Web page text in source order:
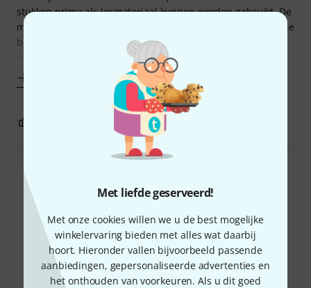
Met liefde geserveerd!
Met onze cookies willen we u de best mogelijke
winkelervaring bieden met alles wat daarbij
hoort. Hieronder vallen bijvoorbeeld passende
aanbiedingen, gepersonaliseerde advertenties en
het onthouden van voorkeuren. Als u dit goed
stukken prima als lesmateriaal kunnen worden gebruikt. De
muziek is te downloaden, mét en zonder solopartijen. Mooie
begeleidingspartijen om mee mee te spelen.
Aanrader voor violisten die al
EVALUATIE MELDEN
Wist u?
Alle Online Raadgever